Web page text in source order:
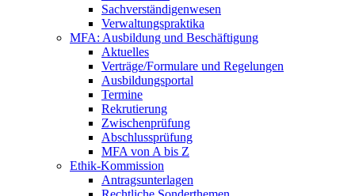
Sachverständigenwesen
Verwaltungspraktika
MFA: Ausbildung und Beschäftigung
Aktuelles
Verträge/Formulare und Regelungen
Ausbildungsportal
Termine
Rekrutierung
Zwischenprüfung
Abschlussprüfung
MFA von A bis Z
Ethik-Kommission
Antragsunterlagen